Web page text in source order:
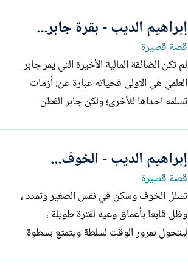
بالقضية من كل جوانبها القضية ، بل لكونه
من جماهير أمته العريضة ...
إبراهيم الديب - بقرة جابر...
قصة قصيرة
لم تكن الضائقة المالية الأخيرة التي يمر جابر
العلمي هي الاولى فحياته عبارة عن: أزمات
تسلمه احداها للأخرى؛ ولكن جابر الفطن
البديهة ؛ يتمتع بقدرة على التبرير؛ بإقناع
تأجيل اغلب من يطالبه بدين لحين ميسرة
،أما أزمة جابر...
إبراهيم الديب - الخوف...
قصة قصيرة
تسلل الخوف وسكن في نفس الصغير وتمدد ،
وظل قابعا بأعماق وعيه لفترة طويلة ،
ليتحول بمرور الوقت لسلطة ويتمتع بسطوة